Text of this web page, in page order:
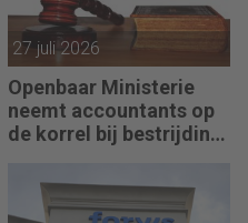
27 juli 2026
Openbaar Ministerie
neemt accountants op
de korrel bij bestrijding